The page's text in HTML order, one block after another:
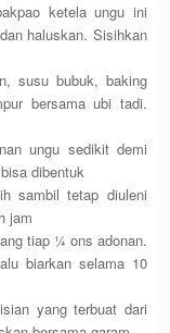
ketela ungu ini
haluskan. Sisihkan
susu bubuk, baking
bersama ubi tadi.
ungu sedikit demi
dibentuk
sambil tetap diuleni
jam
tiap ¼ ons adonan.
biarkan selama 10
yang terbuat dari